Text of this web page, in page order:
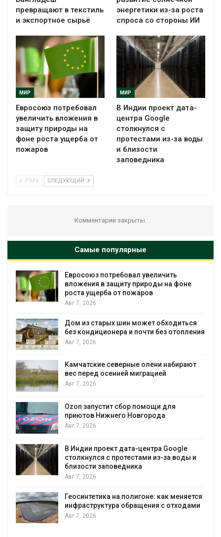
превращают в текстиль
и экспортное сырьё
энергетики из-за роста
спроса со стороны ИИ
МИР
Евросоюз потребовал
увеличить вложения в
защиту природы на
фоне роста ущерба от
пожаров
МИР
В Индии проект дата-
центра Google
столкнулся с
протестами из-за воды
и близости
заповедника
PREV СЛЕДУЮЩИЙ
Комментарии закрыты.
Самые популярные
Евросоюз потребовал увеличить
вложения в защиту природы на фоне
роста ущерба от пожаров
Авг 7, 2026
Дом из старых шин может обходиться
без кондиционера и почти без отопления
Авг 7, 2026
Камчатские северные олени набирают
вес перед осенней миграцией
Авг 7, 2026
Ozon запустит сбор помощи для
приютов Нижнего Новгорода
Авг 7, 2026
В Индии проект дата-центра Google
столкнулся с протестами из-за воды и
близости заповедника
Авг 7, 2026
Геосинтетика на полигоне: как меняется
инфраструктура обращения с отходами
Авг 7, 2026